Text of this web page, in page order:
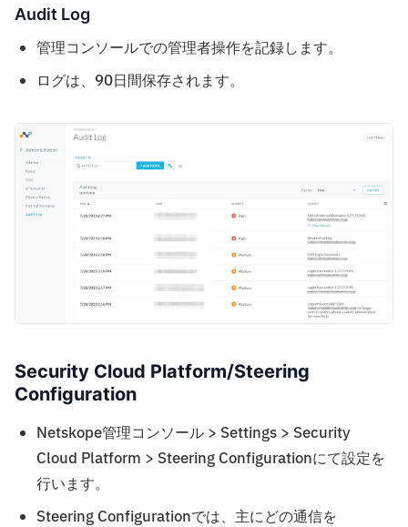
Audit Log
管理コンソールでの管理者操作を記録します。
ログは、90日間保存されます。
Security Cloud Platform/Steering
Configuration
Netskope管理コンソール > Settings > Security
Cloud Platform > Steering Configurationにて設定を
行います。
Steering Configurationでは、主にどの通信を